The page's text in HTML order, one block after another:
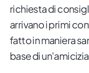
richiesta di
arrivano i primi
fatto in maniera
base di